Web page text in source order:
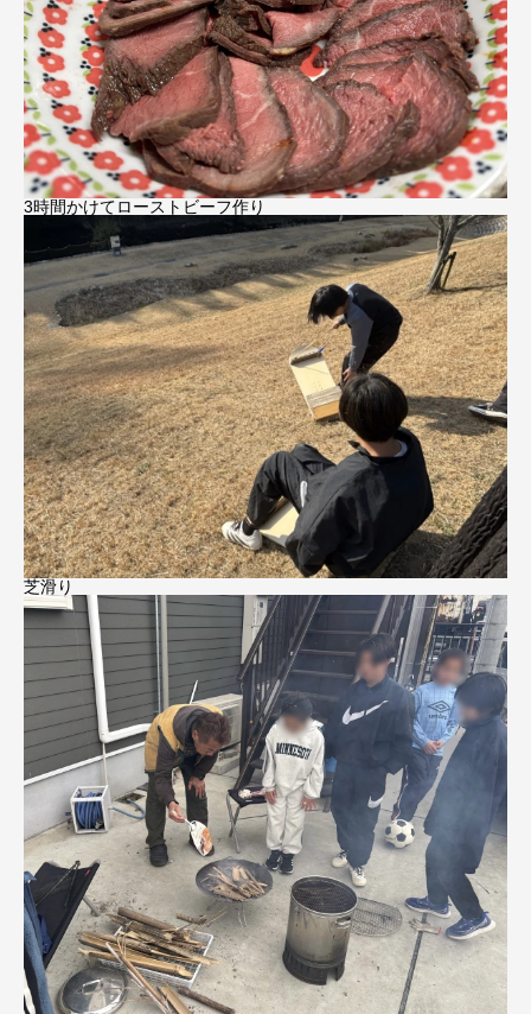
3時間かけてローストビーフ作り
芝滑り